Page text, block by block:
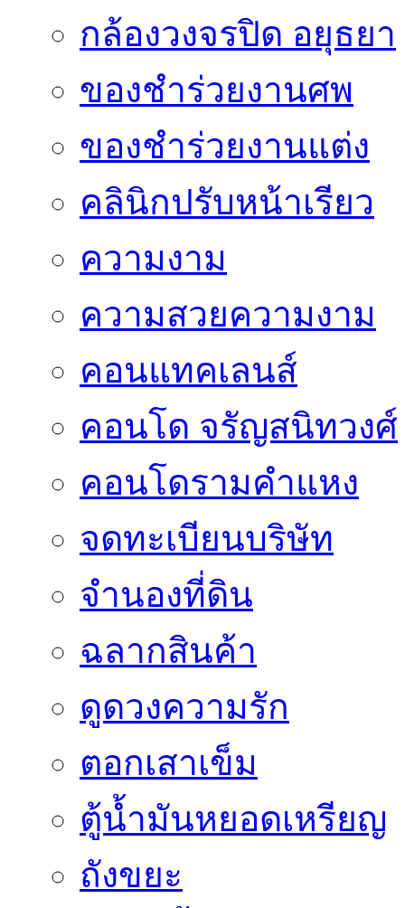
กล้องวงจรปิด อยุธยา
ของชำร่วยงานศพ
ของชำร่วยงานแต่ง
คลินิกปรับหน้าเรียว
ความงาม
ความสวยความงาม
คอนแทคเลนส์
คอนโด จรัญสนิทวงศ์
คอนโดรามคำแหง
จดทะเบียนบริษัท
จำนองที่ดิน
ฉลากสินค้า
ดูดวงความรัก
ตอกเสาเข็ม
ตู้น้ำมันหยอดเหรียญ
ถังขยะ